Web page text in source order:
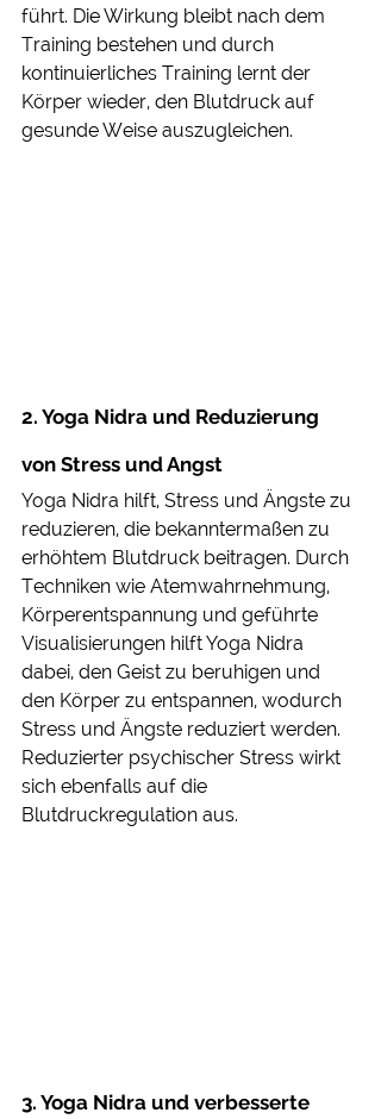
führt. Die Wirkung bleibt nach dem
Training bestehen und durch
kontinuierliches Training lernt der
Körper wieder, den Blutdruck auf
gesunde Weise auszugleichen.
2. Yoga Nidra und Reduzierung
von Stress und Angst
Yoga Nidra hilft, Stress und Ängste zu
reduzieren, die bekanntermaßen zu
erhöhtem Blutdruck beitragen. Durch
Techniken wie Atemwahrnehmung,
Körperentspannung und geführte
Visualisierungen hilft Yoga Nidra
dabei, den Geist zu beruhigen und
den Körper zu entspannen, wodurch
Stress und Ängste reduziert werden.
Reduzierter psychischer Stress wirkt
sich ebenfalls auf die
Blutdruckregulation aus.
3. Yoga Nidra und verbesserte